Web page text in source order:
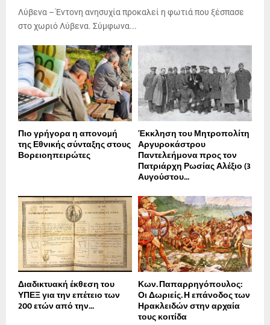
Λύβενα – Έντονη ανησυχία προκαλεί η φωτιά που ξέσπασε
στο χωριό Λύβενα. Σύμφωνα...
Πιο γρήγορα η απονοµή
της Εθνικής σύνταξης στους
Βορειοηπειρώτες
Έκκληση του Μητροπολίτη
Αργυροκάστρου
Παντελεήμονα προς τον
Πατριάρχη Ρωσίας Αλέξιο (3
Αυγούστου...
Διαδικτυακή έκθεση του
ΥΠΕΞ για την επέτειο των
200 ετών από την...
Κων. Παπαρρηγόπουλος:
Οι Δωριείς. Η επάνοδος των
Ηρακλειδών στην αρχαία
τους κοιτίδα